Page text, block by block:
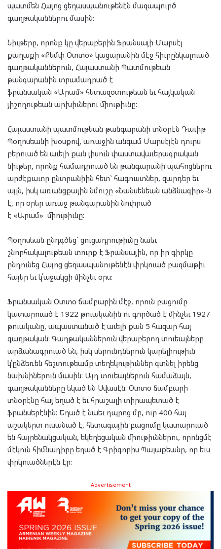
պատմեն Հայոց ցեղասպանութենէն մազապուրծ
գաղթականներու մասին:
Նիւթերը, որոնք կը վերաբերին Ֆրանսայի Մարսէյ
քաղաքի «Քեմփ Օտտօ» կացարանին մէջ հիւրընկալուած
գաղթականներուն, Հայաստանի Պատմութեան
թանգարանին տրամադրած է
ֆրանսական «Արամ» հետազօտութեան եւ հայկական
յիշողութեան արխիւներու միութիւնը:
Հայաստանի պատմութեան թանգարանի տնօրէն Դաւիթ
Պօղոսեանի խօսքով, առաջին անգամ Մարսէյէն դուրս
բերուած են աւելի քան յիսուն փաստավաւերագրական
նիւթեր, որոնք համադրուած են թանգարանի պահոցներու
արժէքաւոր ընտրանիին հետ` հագուստներ, զարդեր եւ
այլն, իսկ առանցքային նմուշը «Նանսենեան անձնագիր»-ն
է, որ օրեր առաջ թանգարանին նուիրած
է «Արամ» միութիւնը:
Պօղոսեան ընդգծեց` ցուցադրութիւնը նաեւ
շնորհակալութեան տուրք է Ֆրանսային, որ իր գիրկը
ընդունեց Հայոց ցեղասպանութենէն փրկուած բազմաթիւ
հայեր եւ կ՛աջակցի մինչեւ օրս:
Ֆրանսական Օտտօ ճամբարին մէջ, որուն բացումը
կատարուած է 1922 թուականին ու գործած է մինչեւ 1927
թուականը, ապաստանած է աւելի քան 5 հազար հայ
գաղթական: Գաղթականներուն վերաբերող տուեալները
արձանագրուած են, իսկ սերունդներուն կարելիութիւն
կ՛ընձեռեն հեշտութեամբ տեղեկութիւններ գտնել իրենց
նախնիներուն մասին: Այդ տուեալներուն համաձայն,
գաղթականները եկած են Սվասէն: Օտտօ ճամբարի
տնօրէնը հայ եղած է եւ հրաշալի տիրապետած է
ֆրանսերէնին: Եղած է նաեւ դպրոց մը, ուր 400 հայ
աշակերտ ուսանած է, հետագային բացումը կատարուած
են հայրենակցական, եկեղեցական միութիւններու, որոնցմէ
մէկուն հիմնադիրը եղած է Գրիգորիս Պալաքեանը, որ եւս
փրկուածներէն էր:
Advertisement